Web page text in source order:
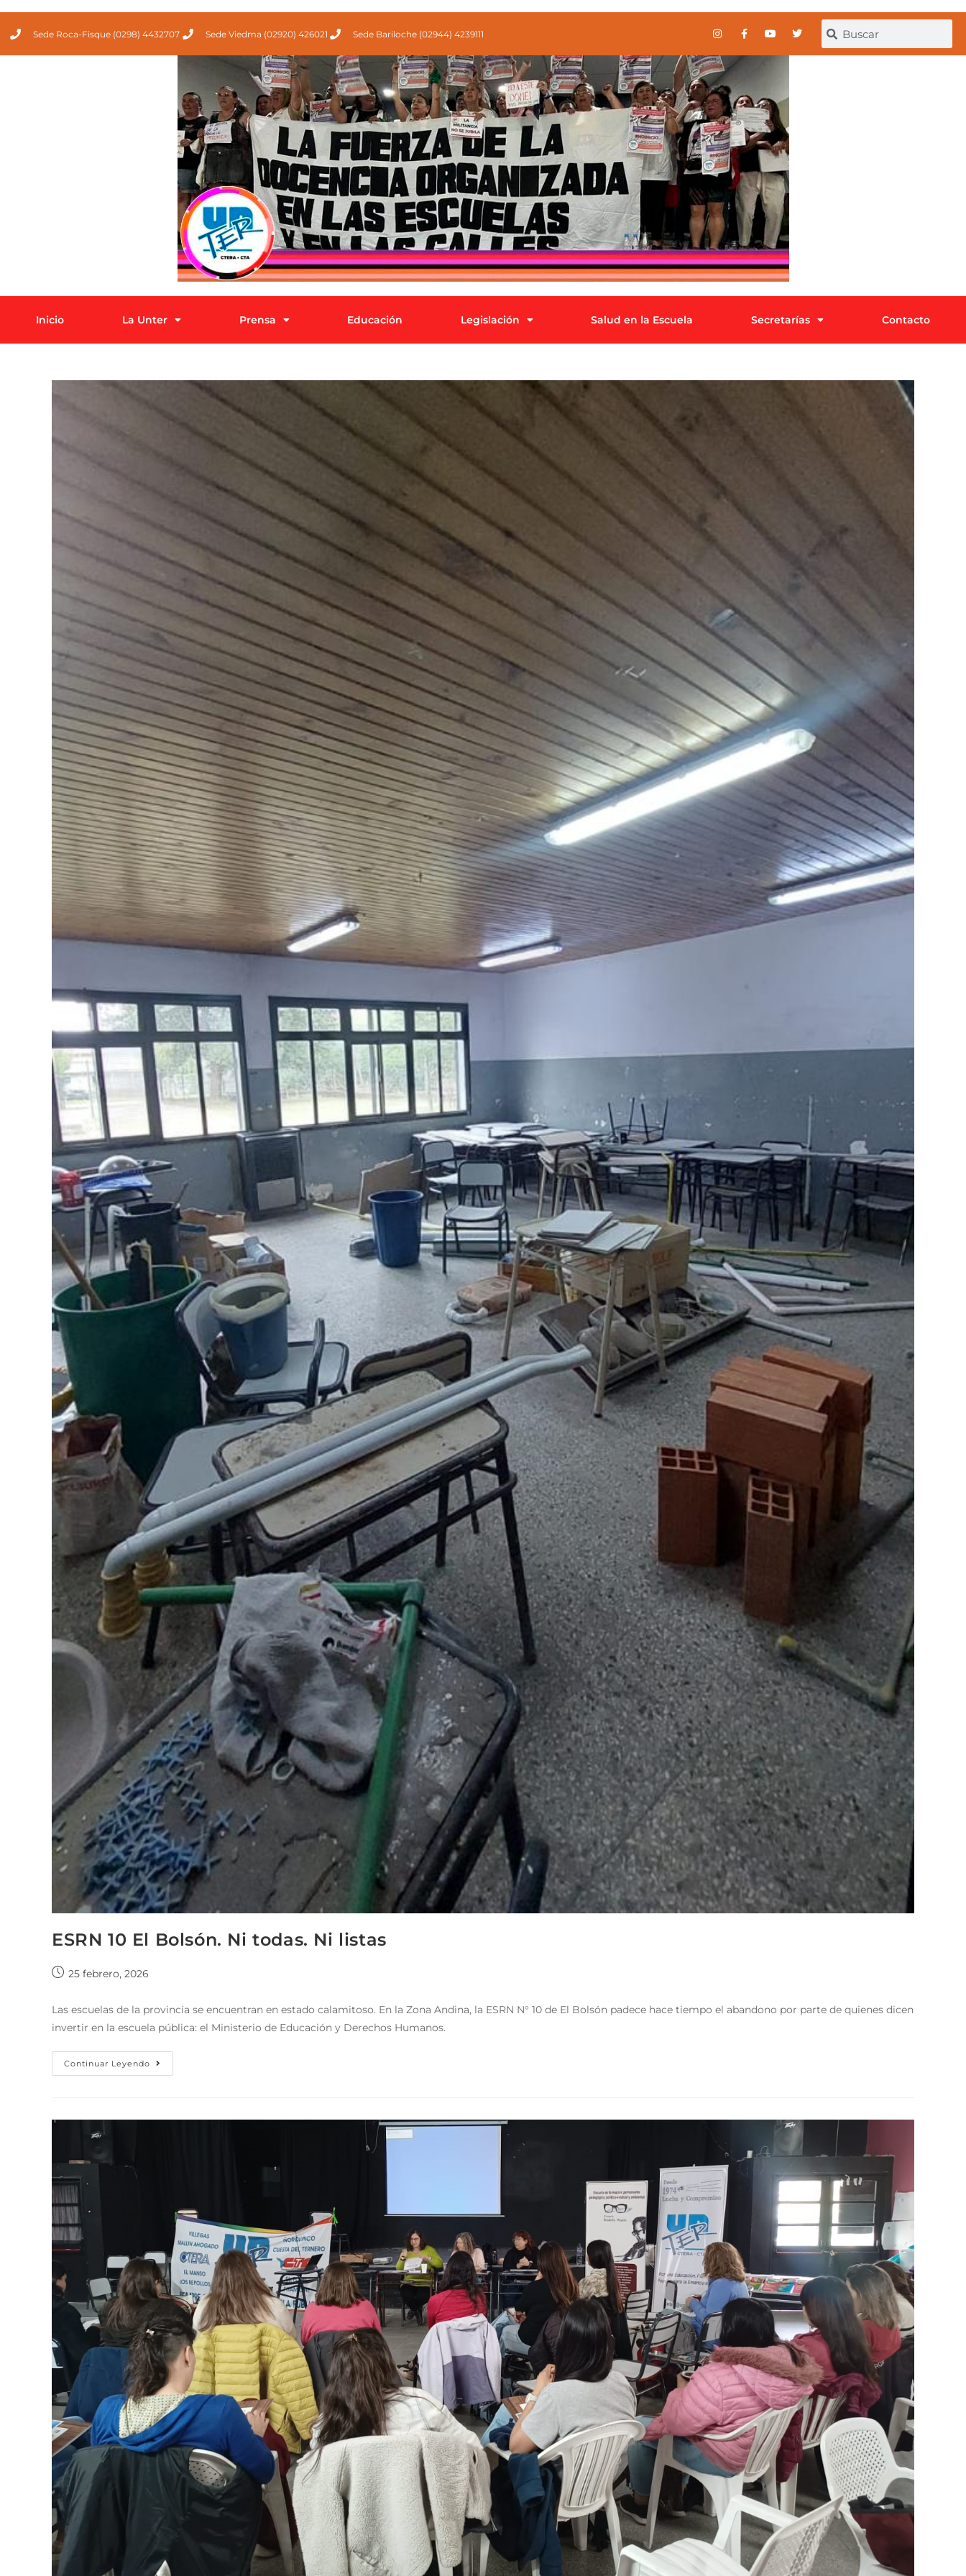
Sede Roca-Fisque (0298) 4432707 Sede Viedma (02920) 426021 Sede Bariloche (02944) 4239111
Inicio La Unter Prensa Educación Legislación Salud en la Escuela Secretarías Contacto
ESRN 10 El Bolsón. Ni todas. Ni listas
25 febrero, 2026
Las escuelas de la provincia se encuentran en estado calamitoso. En la Zona Andina, la ESRN N° 10 de El Bolsón padece hace tiempo el abandono por parte de quienes dicen
invertir en la escuela pública: el Ministerio de Educación y Derechos Humanos.
Continuar Leyendo